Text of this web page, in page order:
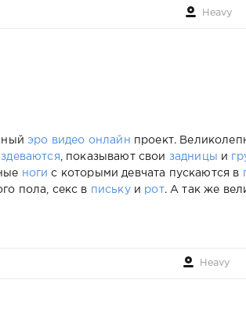
Heavy
эро видео онлайн проект.
, показывают свои задницы и
ноги с которыми девчата пускаются в
пола, секс в писькуи рот. А так же
Heavy